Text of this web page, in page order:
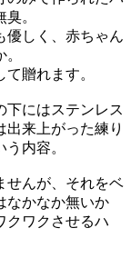
。
優しく、赤ちゃん
贈れます。
下にはステンレス
来上がった練り
内容。
せんが、それをベ
なかなか無いか
クワクさせるハ